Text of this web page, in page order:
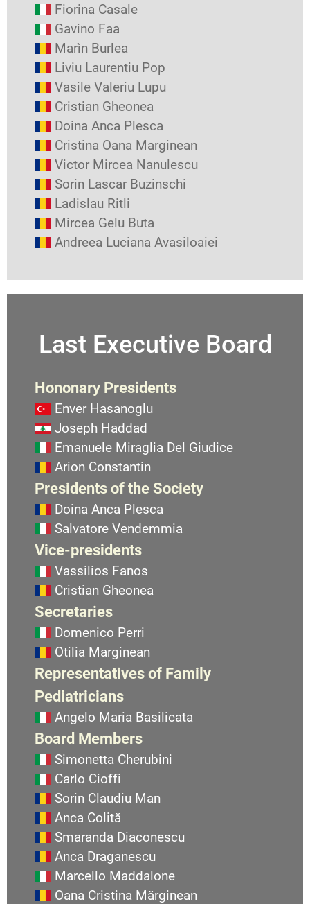
Fiorina Casale
Gavino Faa
Marìn Burlea
Liviu Laurentiu Pop
Vasile Valeriu Lupu
Cristian Gheonea
Doina Anca Plesca
Cristina Oana Marginean
Victor Mircea Nanulescu
Sorin Lascar Buzinschi
Ladislau Ritli
Mircea Gelu Buta
Andreea Luciana Avasiloaiei
Last Executive Board
Hononary Presidents
Enver Hasanoglu
Joseph Haddad
Emanuele Miraglia Del Giudice
Arion Constantin
Presidents of the Society
Doina Anca Plesca
Salvatore Vendemmia
Vice-presidents
Vassilios Fanos
Cristian Gheonea
Secretaries
Domenico Perri
Otilia Marginean
Representatives of Family
Pediatricians
Angelo Maria Basilicata
Board Members
Simonetta Cherubini
Carlo Cioffi
Sorin Claudiu Man
Anca Colită
Smaranda Diaconescu
Anca Draganescu
Marcello Maddalone
Oana Cristina Mărginean